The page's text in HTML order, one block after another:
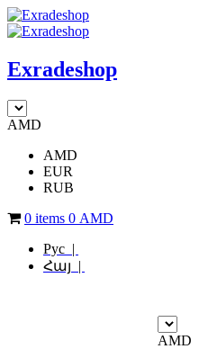
Exradeshop
AMD
AMD
EUR
RUB
0 items 0 AMD
Рус |
Հայ |
AMD